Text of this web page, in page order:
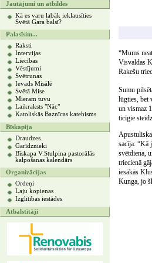
Jautājumi un atbildes
Kā es varu labāk ieklausīties
Svētā Gara balsī?
Palasīsim...
Raksti
Intervijas
Liecības
Vēstījumi
Svētrunas
Ievads Misālē
Svētā Mise
Mieram tuvu
Laikraksts "Nāc"
Katoliskās Baznīcas katehisms
Bīskapija
Draudzes
Garīdznieki
Bīskapa V.Stulpina pastorālās
kalpošanas kalendārs
Organizācijas
Ordeņi
Laju kopienas
Izglītības iestādes
Atbalstītāji
“Mums
Visvaldas
Rakešu
Sumu
lūgties, bet
un vismaz
ticīgie
sacīja: “Kā
svētdiena,
triecienā
iesākās
Kunga, jo